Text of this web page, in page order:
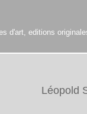
d'art, editions
Léopold